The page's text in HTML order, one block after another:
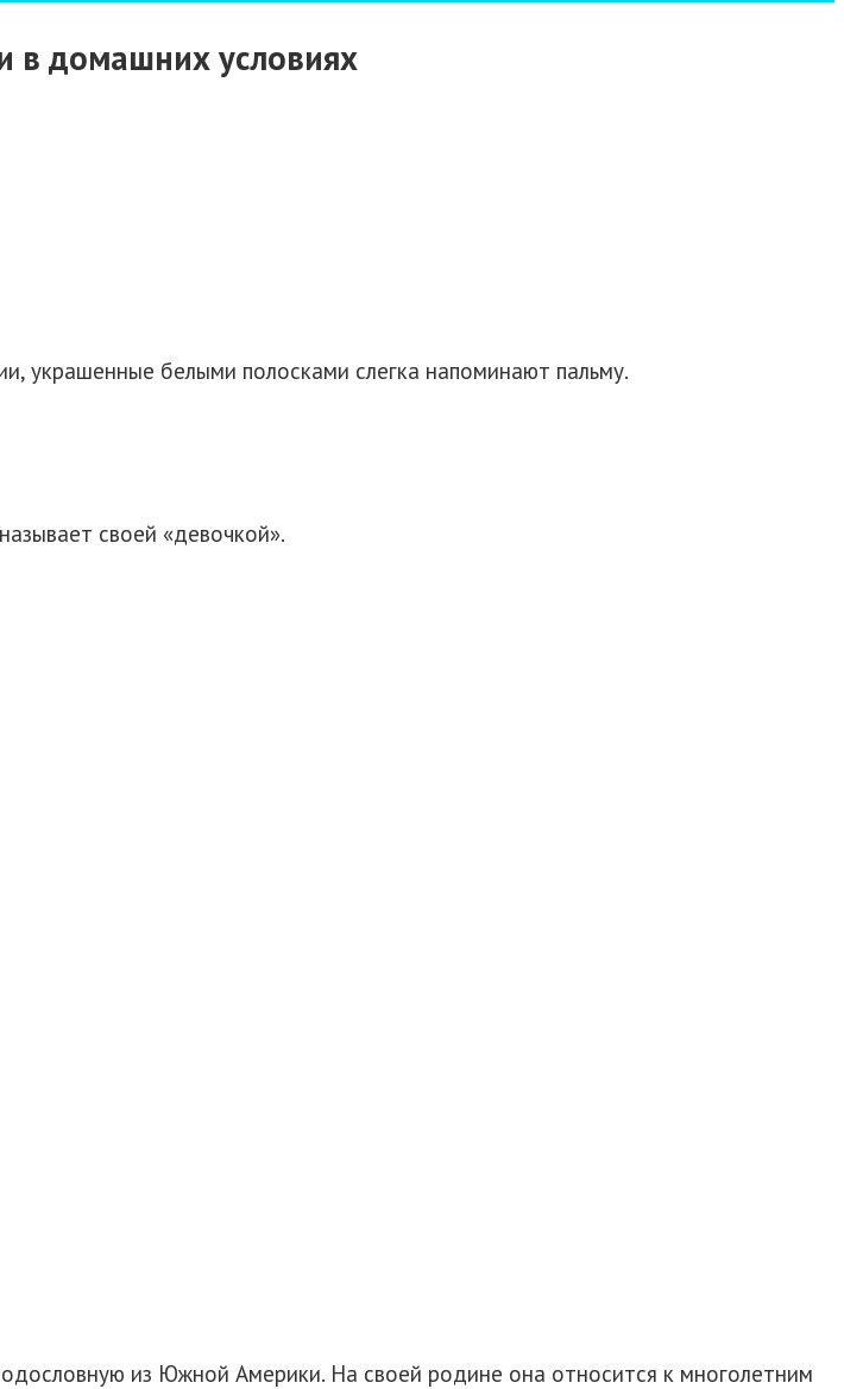
в домашних условиях
украшенные белыми полосками слегка напоминают пальму.
своей «девочкой».
из Южной Америки. На своей родине она относится к многолетним